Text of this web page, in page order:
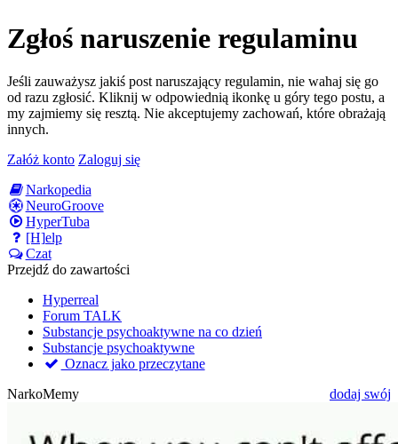
Zgłoś naruszenie regulaminu
Jeśli zauważysz jakiś post naruszający regulamin, nie wahaj się go
od razu zgłosić. Kliknij w odpowiednią ikonkę u góry tego postu, a
my zajmiemy się resztą. Nie akceptujemy zachowań, które obrażają
innych.
Załóż konto Zaloguj się
Narkopedia
NeuroGroove
HyperTuba
[H]elp
Czat
Przejdź do zawartości
Hyperreal
Forum TALK
Substancje psychoaktywne na co dzień
Substancje psychoaktywne
Oznacz jako przeczytane
NarkoMemy
dodaj swój